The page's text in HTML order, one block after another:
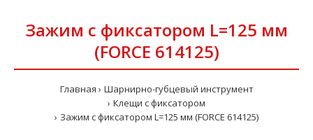
Зажим с фиксатором L=125 мм
(FORCE 614125)
Главная
Шарнирно-губцевый инструмент
Клещи с фиксатором
Зажим с фиксатором L=125 мм (FORCE 614125)